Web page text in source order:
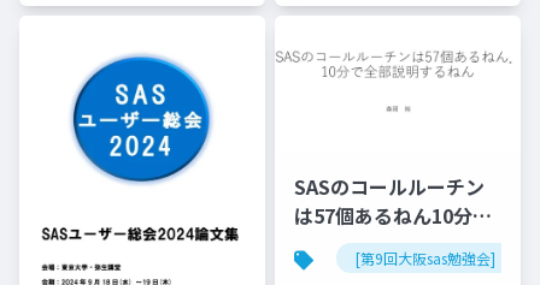
世話人]
SASのコールルーチン
は57個あるねん10分で
全部説明するねん
[第9回大阪sas勉強会]